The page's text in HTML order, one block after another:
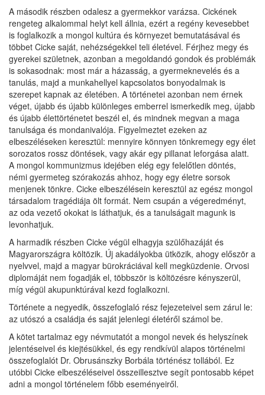
A második részben odalesz a gyermekkor varázsa. Cickének
rengeteg alkalommal helyt kell állnia, ezért a regény kevesebbet
is foglalkozik a mongol kultúra és környezet bemutatásával és
többet Cicke saját, nehézségekkel teli életével. Férjhez megy és
gyerekei születnek, azonban a megoldandó gondok és problémák
is sokasodnak: most már a házasság, a gyermeknevelés és a
tanulás, majd a munkahellyel kapcsolatos bonyodalmak is
szerepet kapnak az életében. A történetei azonban nem érnek
véget, újabb és újabb különleges emberrel ismerkedik meg, újabb
és újabb élettörténetet beszél el, és mindnek megvan a maga
tanulsága és mondanivalója. Figyelmeztet ezeken az
elbeszéléseken keresztül: mennyire könnyen tönkremegy egy élet
sorozatos rossz döntések, vagy akár egy pillanat leforgása alatt.
A mongol kommunizmus idejében elég egy felelőtlen döntés,
némi gyermeteg szórakozás ahhoz, hogy egy életre sorsok
menjenek tönkre. Cicke elbeszélésein keresztül az egész mongol
társadalom tragédiája ölt formát. Nem csupán a végeredményt,
az oda vezető okokat is láthatjuk, és a tanulságait magunk is
levonhatjuk.
A harmadik részben Cicke végül elhagyja szülőhazáját és
Magyarországra költözik. Új akadályokba ütközik, ahogy először a
nyelvvel, majd a magyar bürokráciával kell megküzdenie. Orvosi
diplomáját nem fogadják el, többször is költözésre kényszerül,
míg végül akupunktúrával kezd foglalkozni.
Története a negyedik, összefoglaló rész fejezeteivel sem zárul le:
az utószó a családja és saját jelenlegi életéről számol be.
A kötet tartalmaz egy névmutatót a mongol nevek és helyszínek
jelentéseivel és kiejtésükkel, és egy rendkívül alapos történelmi
összefoglalót Dr. Obrusánszky Borbála történész tollából. Ez
utóbbi Cicke elbeszéléseivel összeillesztve segít pontosabb képet
adni a mongol történelem főbb eseményeiről.